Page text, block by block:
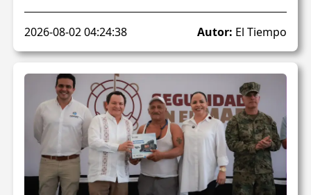
2026-08-02 04:24:38 Autor: El Tiempo